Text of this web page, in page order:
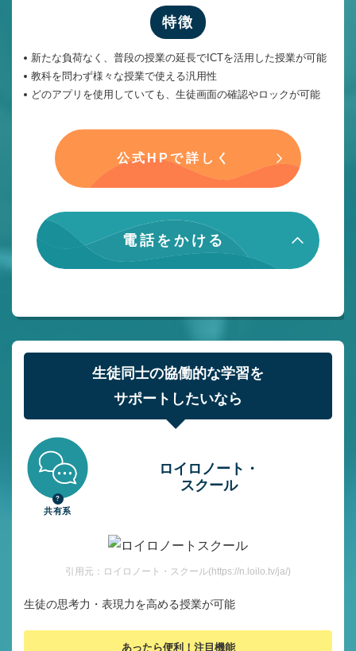
特徴
新たな負荷なく、普段の授業の延長でICTを活用した授業が可能
教科を問わず様々な授業で使える汎用性
どのアプリを使用していても、生徒画面の確認やロックが可能
公式HPで詳しく
電話をかける
生徒同士の協働的な学習を
サポートしたいなら
共有系
ロイロノート・
スクール
引用元：ロイロノート・スクール(https://n.loilo.tv/ja/)
生徒の思考力・表現力を高める授業が可能
あったら便利！注目機能